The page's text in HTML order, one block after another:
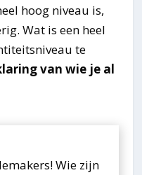
hoog niveau is,
Wat is een heel
te
van wie je al
Wie zijn